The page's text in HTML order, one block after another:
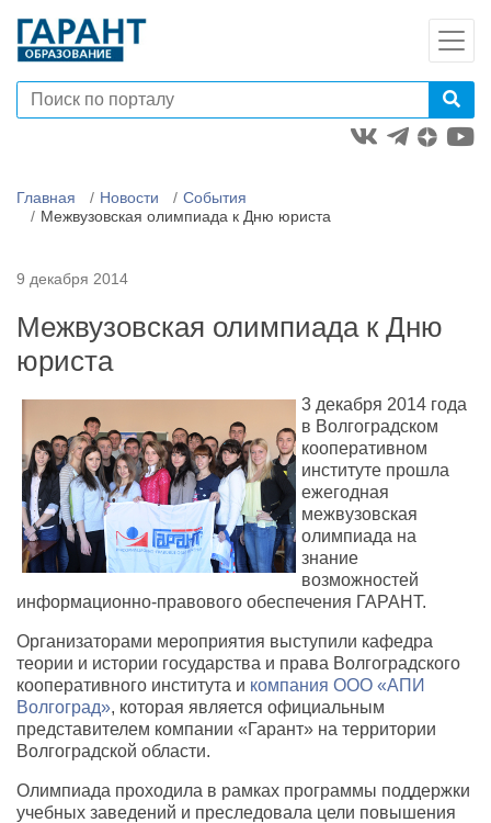
Главная Новости
События
Межвузовская олимпиада к Дню юриста
9 декабря 2014
Межвузовская олимпиада к Дню
юриста
3 декабря 2014 года
в Волгоградском
кооперативном
институте прошла
ежегодная
межвузовская
олимпиада на
знание
возможностей
информационно-правового обеспечения ГАРАНТ.
Организаторами мероприятия выступили кафедра
теории и истории государства и права Волгоградского
кооперативного института и компания ООО «АПИ
Волгоград», которая является официальным
представителем компании «Гарант» на территории
Волгоградской области.
Олимпиада проходила в рамках программы поддержки
учебных заведений и преследовала цели повышения